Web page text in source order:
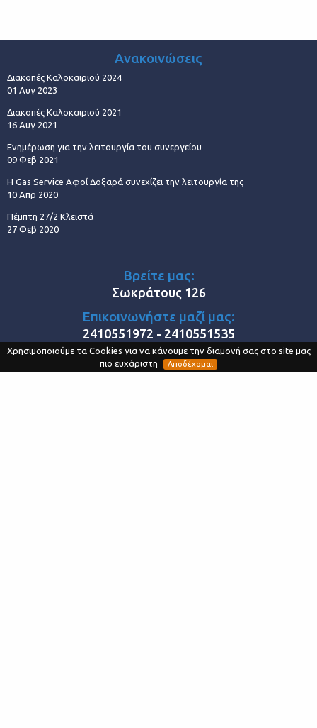
Χρησιμοποιούμε τα Cookies για να κάνουμε την διαμονή σας στο site μας
πιο ευχάριστη
Αποδέχομαι
Ανακοινώσεις
Διακοπές Καλοκαιριού 2024
01 Αυγ 2023
Διακοπές Καλοκαιριού 2021
16 Αυγ 2021
Ενημέρωση για την λειτουργία του συνεργείου
09 Φεβ 2021
Η Gas Service Αφοί Δοξαρά συνεχίζει την λειτουργία της
10 Απρ 2020
Πέμπτη 27/2 Κλειστά
27 Φεβ 2020
Βρείτε μας:
Σωκράτους 126
Επικοινωνήστε μαζί μας:
2410551972 - 2410551535
Στο διαδίκτυο: